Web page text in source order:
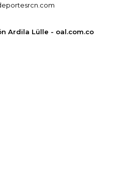
Ardila Lülle - oal.com.co